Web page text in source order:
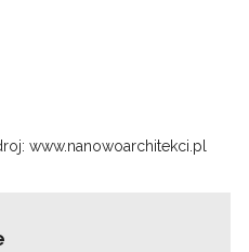
www.nanowoarchitekci.pl